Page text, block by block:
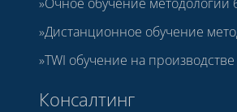
Дистанционное обучение
TWI обучение на производстве
Консалтинг